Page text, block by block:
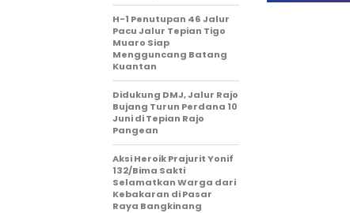
H-1 Penutupan 46 Jalur
Pacu Jalur Tepian Tigo
Muaro Siap
Mengguncang Batang
Kuantan
Didukung DMJ, Jalur Rajo
Bujang Turun Perdana 10
Juni di Tepian Rajo
Pangean
Aksi Heroik Prajurit Yonif
132/Bima Sakti
Selamatkan Warga dari
Kebakaran di Pasar
Raya Bangkinang